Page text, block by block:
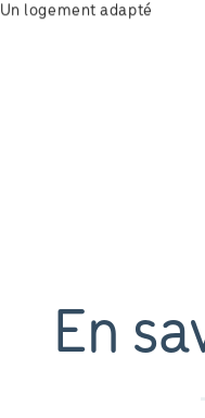
Un logement adapté
En